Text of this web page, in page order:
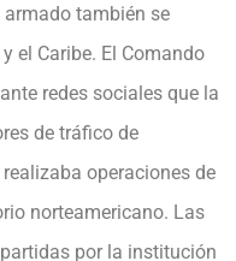
también se
el Caribe. El Comando
redes sociales que la
de tráfico de
operaciones de
norteamericano. Las
por la institución